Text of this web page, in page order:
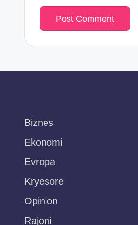
Biznes
Ekonomi
Evropa
Kryesore
Opinion
Rajoni